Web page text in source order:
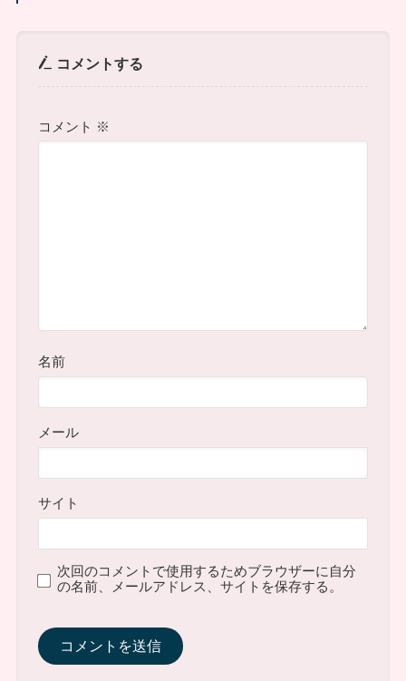
コメントする
コメント ※
名前
メール
サイト
次回のコメントで使用するためブラウザーに自分
の名前、メールアドレス、サイトを保存する。